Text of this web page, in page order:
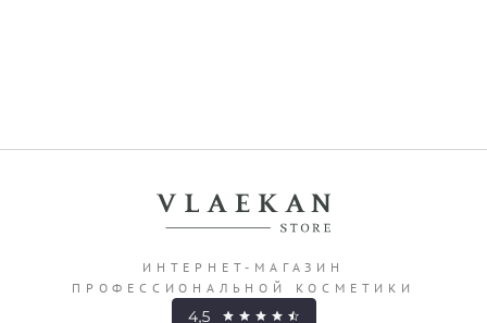
ИНТЕРНЕТ-МАГАЗИН
ПРОФЕССИОНАЛЬНОЙ КОСМЕТИКИ